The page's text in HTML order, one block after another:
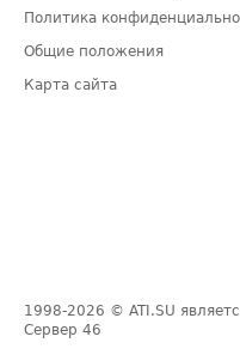
Политика
Общие положения
Карта сайта
1998-2026 © ATI.SU
Сервер 46